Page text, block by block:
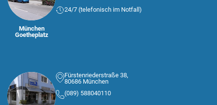
München
Goetheplatz
24/7 (telefonisch im Notfall)
Fürstenriederstraße 38,
80686 München
(089) 588040110